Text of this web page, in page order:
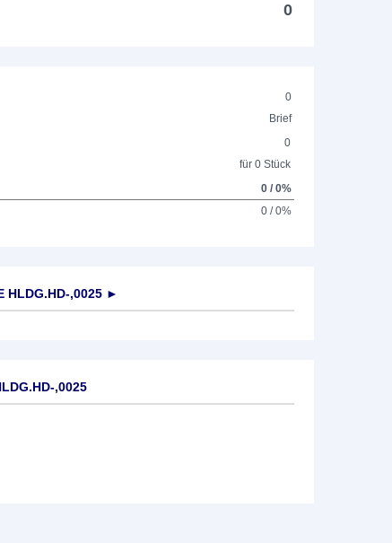
0
0
Brief
0
für 0 Stück
0 / 0%
0 / 0%
HLDG.HD-,0025 ►
,0025